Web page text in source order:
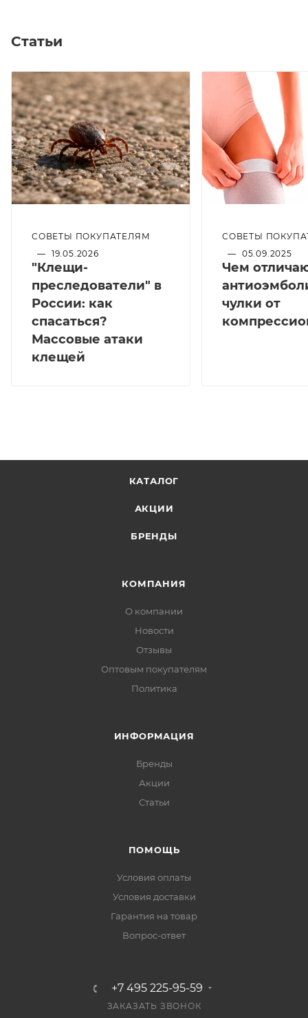
Статьи
СОВЕТЫ ПОКУПАТЕЛЯМ
— 19.05.2026
"Клещи-
преследователи" в
России: как
спасаться?
Массовые атаки
клещей
СОВЕТЫ
— 05.09.2025
Чем
чулки от
КАТАЛОГ
АКЦИИ
БРЕНДЫ
КОМПАНИЯ
О компании
Новости
Отзывы
Оптовым покупателям
Политика
ИНФОРМАЦИЯ
Бренды
Акции
Статьи
ПОМОЩЬ
Условия оплаты
Условия доставки
Гарантия на товар
Вопрос-ответ
+7 495 225-95-59
ЗАКАЗАТЬ ЗВОНОК